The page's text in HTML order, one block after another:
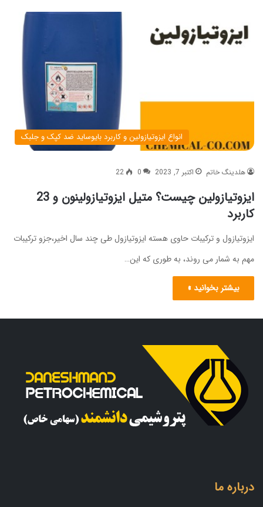
انواع ایزوتیازولین و کاربرد بایوساید ضد کپک و جلبک
هلدینگ خاتم اکتبر 7, 2023 0
22
ایزوتیازولین چیست؟ متیل ایزوتیازولینون و 23
کاربرد
ایزوتیازول و ترکیبات حاوی هسته ایزوتیازول طی چند سال اخیر،جزو ترکیبات
مهم به شمار می روند، به طوری که این…
بیشتر بخوانید »
درباره ما